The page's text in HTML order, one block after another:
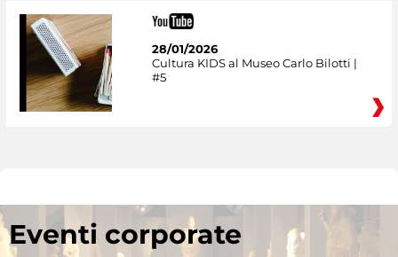
28/01/2026
Cultura KIDS al Museo Carlo Bilotti |
#5
Eventi corporate